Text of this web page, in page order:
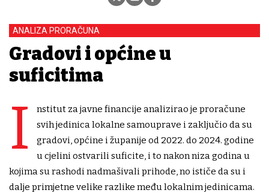
ANALIZA PRORAČUNA
Gradovi i općine u
suficitima
I
nstitut za javne financije analizirao je proračune
svih jedinica lokalne samouprave i zaključio da su
gradovi, općine i županije od 2022. do 2024. godine
u cjelini ostvarili suficite, i to nakon niza godina u
kojima su rashodi nadmašivali prihode, no ističe da su i
dalje primjetne velike razlike među lokalnim jedinicama.